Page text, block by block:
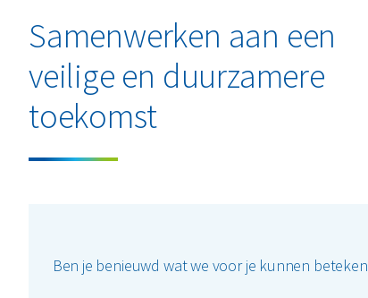
Samenwerken aan een
veilige en duurzamere
toekomst
Ben je benieuwd wat we voor je kunnen